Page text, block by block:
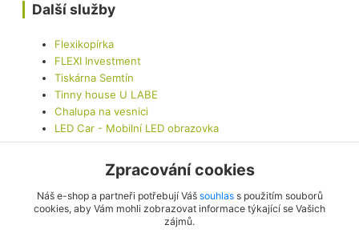
Další služby
Flexikopírka
FLEXI Investment
Tiskárna Semtín
Tinny house U LABE
Chalupa na vesnici
LED Car - Mobilní LED obrazovka
Zpracování cookies
Náš e-shop a partneři potřebují Váš souhlass použitím souborů
cookies, aby Vám mohli zobrazovat informace týkající se Vašich
zájmů.